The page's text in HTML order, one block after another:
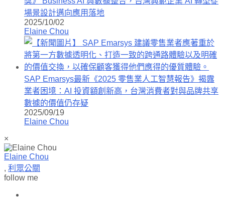
場景設計邁向應用落地
2025/10/02
Elaine Chou
SAP Emarsys最新《2025 零售業人工智慧報告》揭露
業者困境：AI 投資額創新高，台灣消費者對與品牌共享
數據的價值仍存疑
2025/09/19
Elaine Chou
×
Elaine Chou
, 利眾公關
follow me